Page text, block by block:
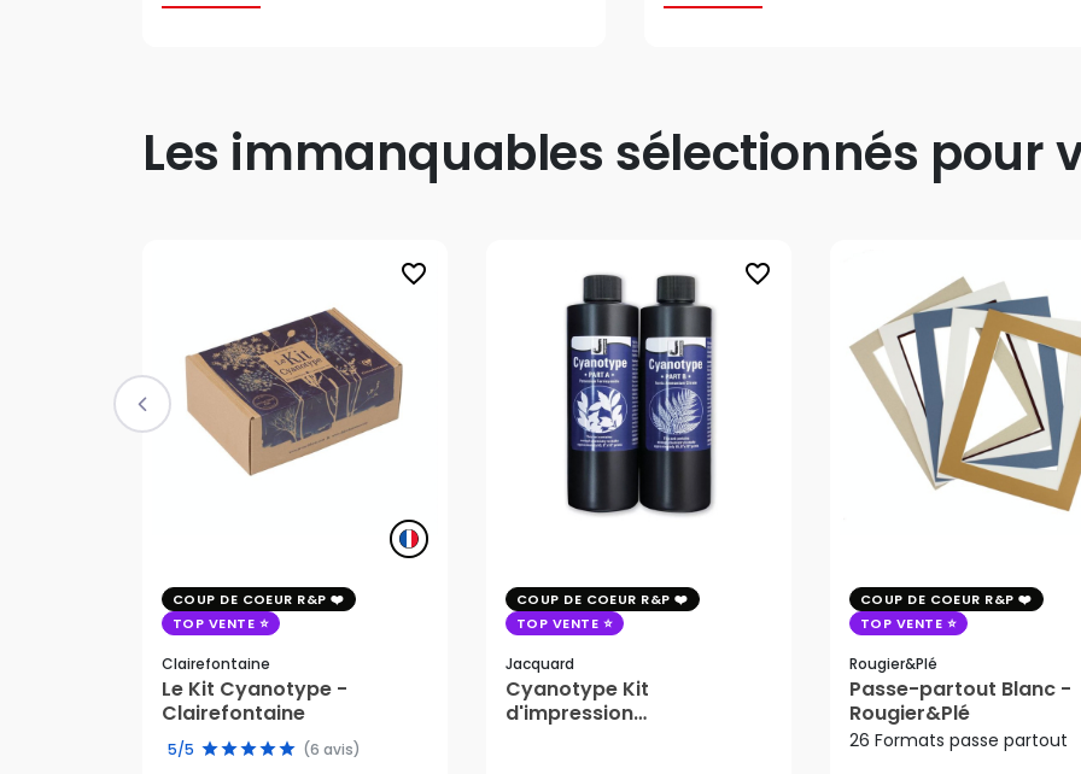
Les immanquables sélectionnés pour
favorite_border
COUP DE COEUR R&P
TOP VENTE
Clairefontaine
Le Kit Cyanotype -
Clairefontaine
5/5 (6 avis)
34,50 €
favorite_border
COUP DE COEUR R&P
TOP VENTE
Jacquard
Cyanotype Kit
d'impression
COUP DE COEUR R&P
TOP VENTE
Rougier&plé
Passe-partout Blanc -
Rougier&Plé
26 Formats passe partout
Dès2,85 €